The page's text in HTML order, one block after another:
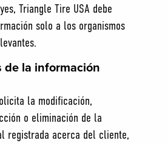
Triangle Tire USA debe
solo a los organismos
de la información
la modificación,
o eliminación de la
registrada acerca del cliente,